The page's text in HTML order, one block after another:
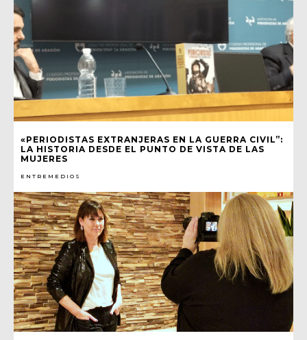
«PERIODISTAS EXTRANJERAS EN LA GUERRA CIVIL”:
LA HISTORIA DESDE EL PUNTO DE VISTA DE LAS
MUJERES
ENTREMEDIOS